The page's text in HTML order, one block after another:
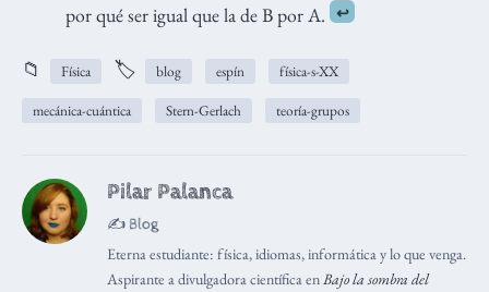
por qué ser igual que la de B por A.
↩︎
📁 Física 🏷️ blog espín física-s-XX
mecánica-cuántica Stern-Gerlach teoría-grupos
Pilar Palanca
✍️ Blog
Eterna estudiante: física, idiomas, informática y lo que venga.
Aspirante a divulgadora científica enBajo la sombra del